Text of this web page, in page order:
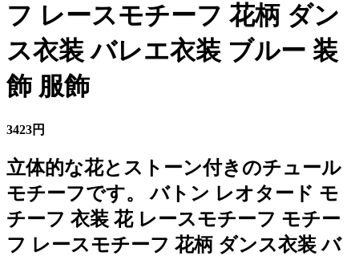
フ レースモチーフ 花柄 ダン
ス衣装 バレエ衣装 ブルー 装
飾 服飾
3423円
立体的な花とストーン付きのチュール
モチーフです。 バトン レオタード モ
チーフ 衣装 花 レースモチーフ モチー
フ レースモチーフ 花柄 ダンス衣装 バ